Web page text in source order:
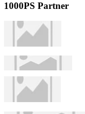
1000PS Partner